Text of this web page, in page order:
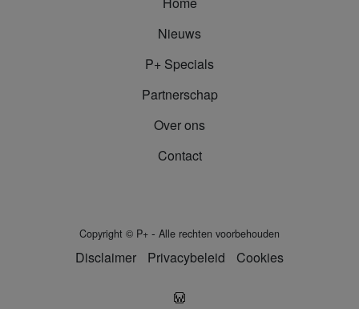
Nieuws
P+ Specials
Partnerschap
Over ons
Contact
Copyright © P+ - Alle rechten voorbehouden
Disclaimer Privacybeleid Cookies